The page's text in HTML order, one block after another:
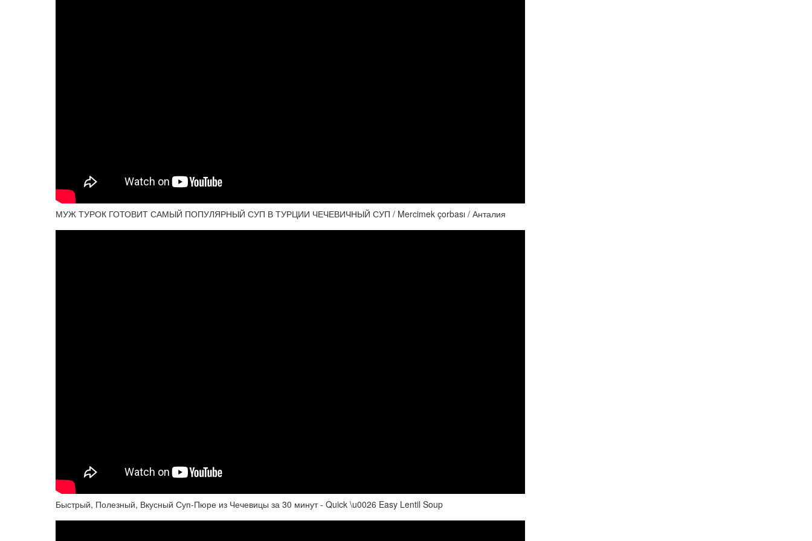
МУЖ ТУРОК ГОТОВИТ САМЫЙ ПОПУЛЯРНЫЙ СУП В ТУРЦИИ ЧЕЧЕВИЧНЫЙ СУП / Mercimek çorbası / Анталия
Быстрый, Полезный, Вкусный Суп-Пюре из Чечевицы за 30 минут - Quick \u0026 Easy Lentil Soup